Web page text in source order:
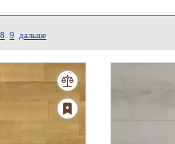
8 9 дальше